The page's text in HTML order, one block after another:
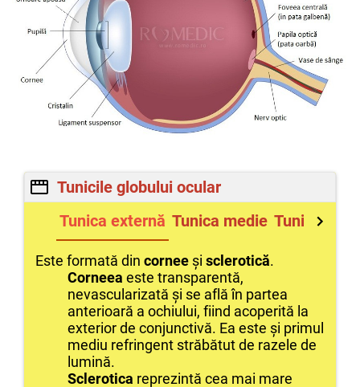
Tunicile globului ocular
Tunica externă Tunica medie Tunica
Este formată din cornee și sclerotică.
Corneea este transparentă,
nevascularizată și se află în partea
anterioară a ochiului, fiind acoperită la
exterior de conjunctivă. Ea este și primul
mediu refringent străbătut de razele de
lumină.
Sclerotica reprezintă cea mai mare